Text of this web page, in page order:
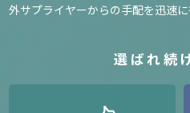
外サプライヤーからの手配を迅速に
選ばれ続